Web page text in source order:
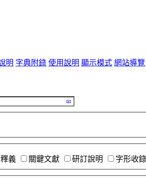
明 字典附錄 使用說明 顯示模式 網站導覽
釋義 關鍵文獻 研訂說明 字形收錄